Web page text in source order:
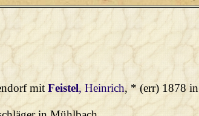
mitFeistel, Heinrich, * (err) 1878